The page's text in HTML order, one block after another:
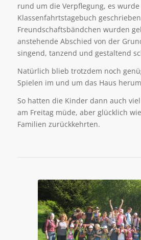
rund um die Verpflegung, es
Klassenfahrtstagebuch
Freundschaftsbändchen wurden
anstehende Abschied von der
singend, tanzend und gestaltend
Natürlich blieb trotzdem noch
Spielen im und um das Haus
So hatten die Kinder dann auch
am Freitag müde, aber glücklich
Familien zurückkehrten.